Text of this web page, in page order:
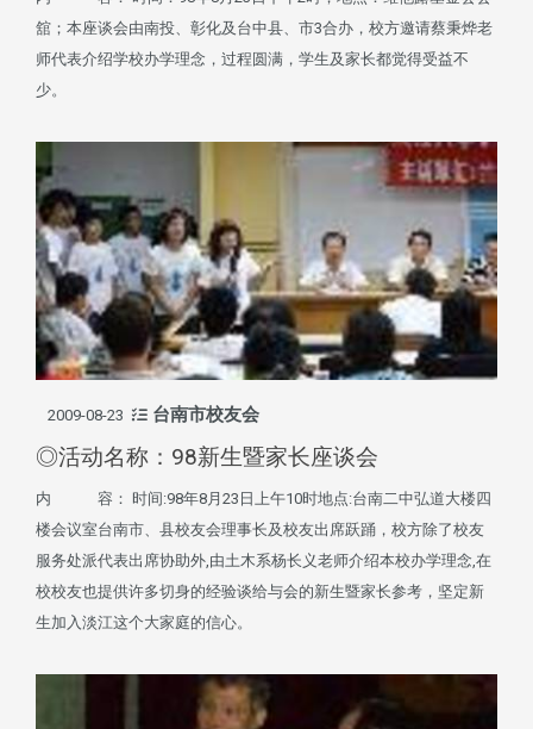
舘；本座谈会由南投、彰化及台中县、市3合办，校方邀请蔡秉烨老
师代表介绍学校办学理念，过程圆满，学生及家长都觉得受益不
少。
2009-08-23 台南市校友会
◎活动名称：98新生暨家长座谈会
内 容： 时间:98年8月23日上午10时地点:台南二中弘道大楼四
楼会议室台南市、县校友会理事长及校友出席跃踊，校方除了校友
服务处派代表出席协助外,由土木系杨长义老师介绍本校办学理念,在
校校友也提供许多切身的经验谈给与会的新生暨家长参考，坚定新
生加入淡江这个大家庭的信心。